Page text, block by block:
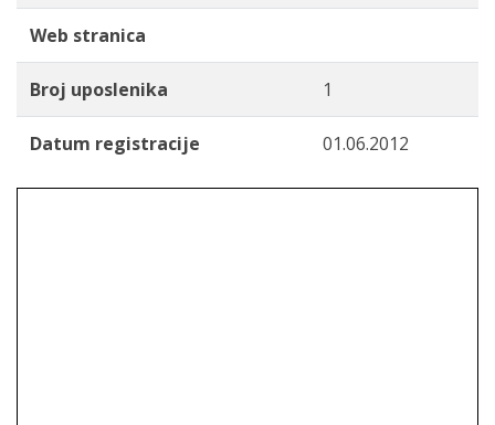
Web stranica
Broj uposlenika 1
Datum registracije 01.06.2012